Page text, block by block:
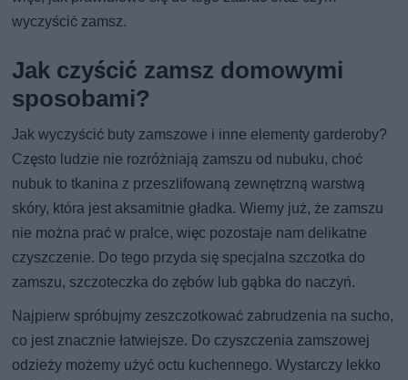
wyczyścić zamsz.
Jak czyścić zamsz domowymi
sposobami?
Jak wyczyścić buty zamszowe i inne elementy garderoby?
Często ludzie nie rozróżniają zamszu od nubuku, choć
nubuk to tkanina z przeszlifowaną zewnętrzną warstwą
skóry, która jest aksamitnie gładka. Wiemy już, że zamszu
nie można prać w pralce, więc pozostaje nam delikatne
czyszczenie. Do tego przyda się specjalna szczotka do
zamszu, szczoteczka do zębów lub gąbka do naczyń.
Najpierw spróbujmy zeszczotkować zabrudzenia na sucho,
co jest znacznie łatwiejsze. Do czyszczenia zamszowej
odzieży możemy użyć octu kuchennego. Wystarczy lekko